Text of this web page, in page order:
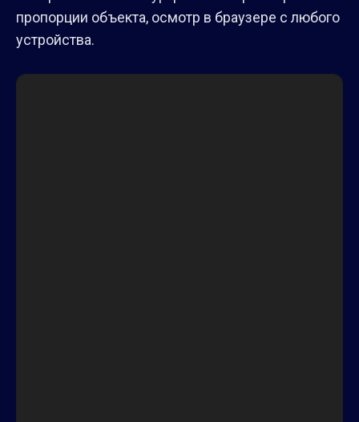
пропорции объекта, осмотр в браузере с любого
устройства.